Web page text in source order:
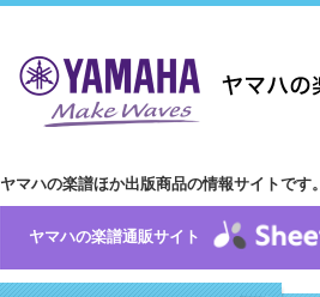
ヤマハの楽譜ほか出版商品の情報サイトです。
ヤマハの楽譜通販サイト